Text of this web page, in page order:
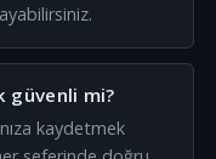
güvenli mi?
kaydetmek